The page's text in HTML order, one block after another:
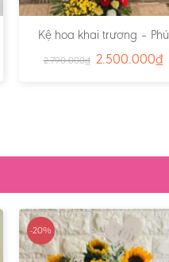
Kệ hoa khai trương – Phú
2.790.000₫ 2.500.000₫
-20%